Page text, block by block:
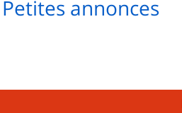
Petites annonces